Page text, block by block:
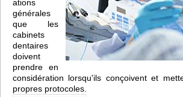
ations
générales
que les
cabinets
dentaires
doivent
prendre en
considération lorsqu'ils conçoivent et
propres protocoles.